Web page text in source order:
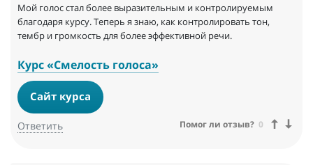
Мой голос стал более выразительным и контролируемым
благодаря курсу. Теперь я знаю, как контролировать тон,
тембр и громкость для более эффективной речи.
Курс «Смелость голоса»
Сайт курса
Ответить Помог ли отзыв? 0